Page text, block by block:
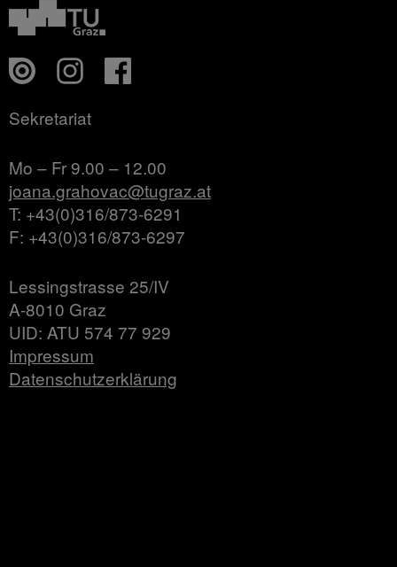
Sekretariat
Mo – Fr 9.00 – 12.00
joana.grahovac@tugraz.at
T: +43(0)316/873-6291
F: +43(0)316/873-6297
Lessingstrasse 25/IV
A-8010 Graz
UID: ATU 574 77 929
Impressum
Datenschutzerklärung